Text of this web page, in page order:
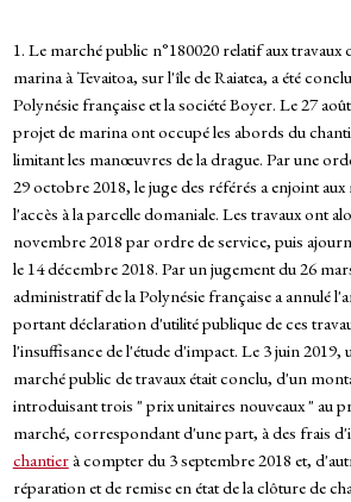
1. Le marché public n°180020 relatif aux
marina à Tevaitoa, sur l'île de Raiatea, a été
Polynésie française et la société Boyer. Le 27
projet de marina ont occupé les abords du
limitant les manœuvres de la drague. Par une
29 octobre 2018, le juge des référés a enjoint
l'accès à la parcelle domaniale. Les travaux ont
novembre 2018 par ordre de service, puis
le 14 décembre 2018. Par un jugement du 26
administratif de la Polynésie française a annulé
portant déclaration d'utilité publique de ces
l'insuffisance de l'étude d'impact. Le 3 juin 2019,
marché public de travaux était conclu, d'un
introduisant trois " prix unitaires nouveaux " au
marché, correspondant d'une part, à des frais
chantierà compter du 3 septembre 2018 et,
réparation et de remise en état de la clôture de